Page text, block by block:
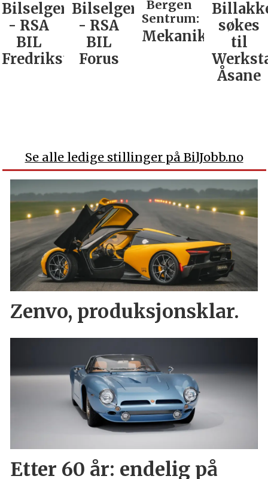
Bilselger
- RSA
BIL
Fredrikstad
Bilselger
- RSA
BIL
Forus
Bergen
Sentrum:
Mekaniker
søkes
til
Åsane
Se alle ledige stillinger på BilJobb.no
Zenvo, produksjonsklar.
Etter 60 år: endelig på